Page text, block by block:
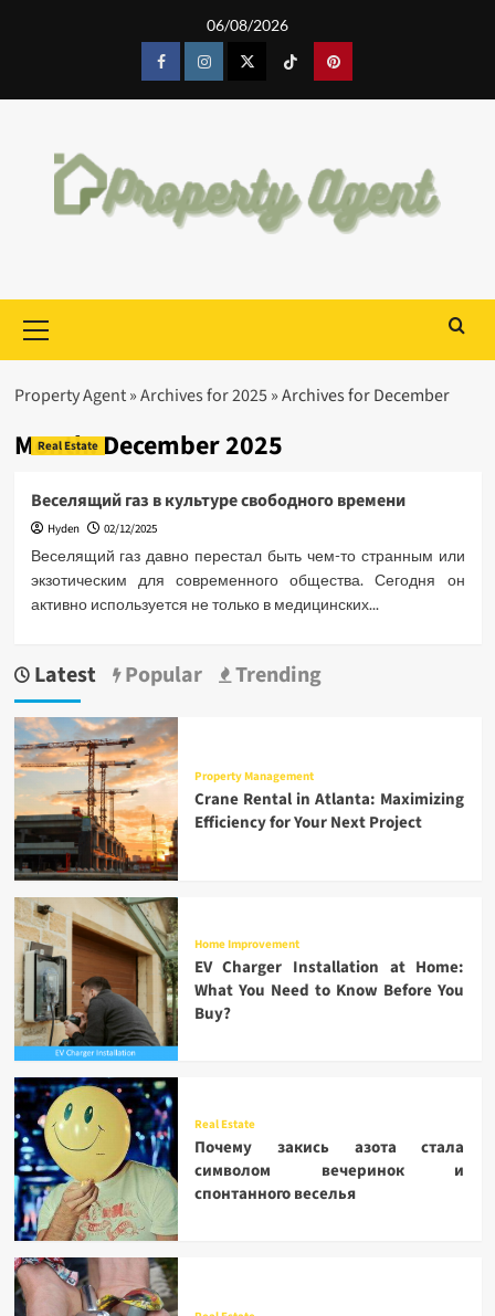
06/08/2026
FacebookInstagram TiktokPinterest
Menu
Property Agent»Archives for 2025»Archives for December
Month:December 2025
Real Estate
Веселящий газ в культуре свободного времени
Hyden 02/12/2025
Веселящий газ давно перестал быть чем-то странным или
экзотическим для современного общества. Сегодня он
активно используется не только в медицинских...
Latest Popular Trending
Property Management
Crane Rental in Atlanta: Maximizing
Efficiency for Your Next Project
Home Improvement
EV Charger Installation at Home:
What You Need to Know Before You
Buy?
Real Estate
Почему закись азота стала
символом вечеринок и
спонтанного веселья